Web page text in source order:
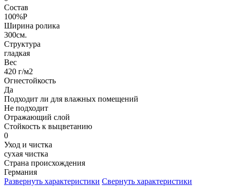
Состав
100%P
Ширина ролика
300см.
Структура
гладкая
Вес
420 г/м2
Огнестойкость
Да
Подходит ли для влажных помещений
Не подходит
Отражающий слой
Стойкость к выцветанию
0
Уход и чистка
сухая чистка
Страна происхождения
Германия
Развернуть характеристики Свернуть характеристики